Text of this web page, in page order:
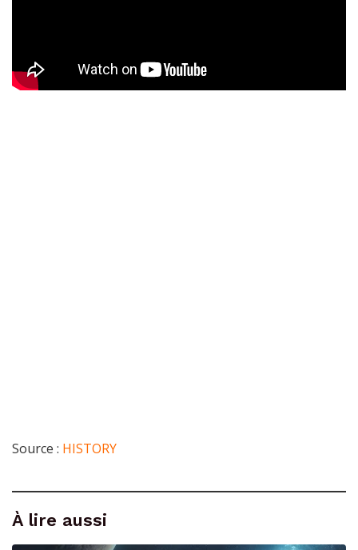
Source : HISTORY
À lire aussi